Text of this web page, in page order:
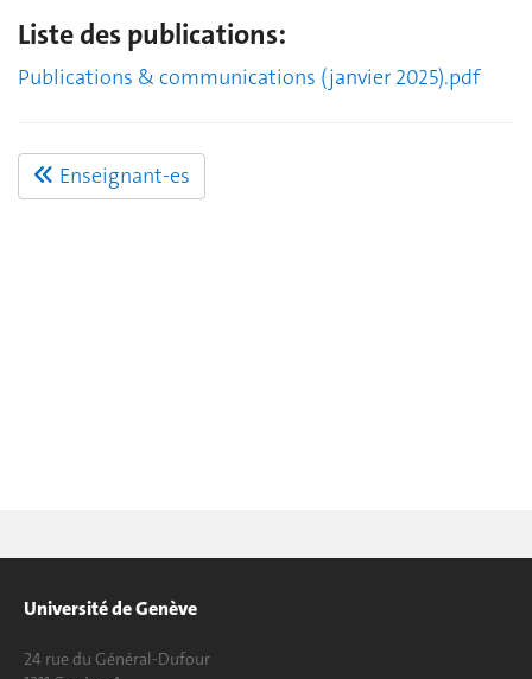
Liste des publications:
Publications & communications (janvier 2025).pdf
Enseignant-es
Université de Genève
24 rue du Général-Dufour